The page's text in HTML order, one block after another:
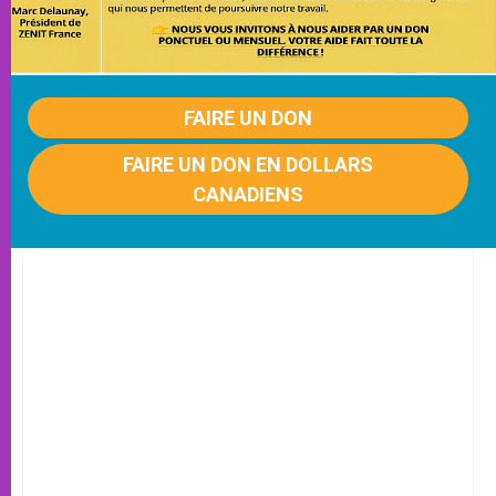
FAIRE UN DON
FAIRE UN DON EN DOLLARS
CANADIENS